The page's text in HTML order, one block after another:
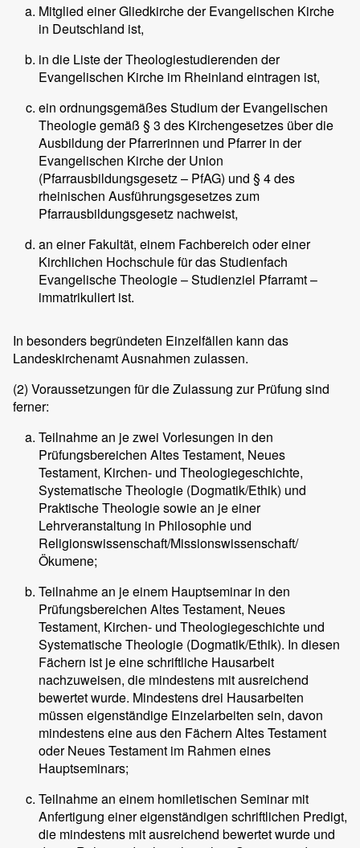
Mitglied einer Gliedkirche der Evangelischen Kirche
in Deutschland ist,
in die Liste der Theologiestudierenden der
Evangelischen Kirche im Rheinland eintragen ist,
ein ordnungsgemäßes Studium der Evangelischen
Theologie gemäß § 3 des Kirchengesetzes über die
Ausbildung der Pfarrerinnen und Pfarrer in der
Evangelischen Kirche der Union
(Pfarrausbildungsgesetz – PfAG) und § 4 des
rheinischen Ausführungsgesetzes zum
Pfarrausbildungsgesetz nachweist,
an einer Fakultät, einem Fachbereich oder einer
Kirchlichen Hochschule für das Studienfach
Evangelische Theologie – Studienziel Pfarramt –
immatrikuliert ist.
In besonders begründeten Einzelfällen kann das
Landeskirchenamt Ausnahmen zulassen.
(2) Voraussetzungen für die Zulassung zur Prüfung sind
ferner:
Teilnahme an je zwei Vorlesungen in den
Prüfungsbereichen Altes Testament, Neues
Testament, Kirchen- und Theologiegeschichte,
Systematische Theologie (Dogmatik/Ethik) und
Praktische Theologie sowie an je einer
Lehrveranstaltung in Philosophie und
Religionswissenschaft/Missionswissenschaft/
Ökumene;
Teilnahme an je einem Hauptseminar in den
Prüfungsbereichen Altes Testament, Neues
Testament, Kirchen- und Theologiegeschichte und
Systematische Theologie (Dogmatik/Ethik). In diesen
Fächern ist je eine schriftliche Hausarbeit
nachzuweisen, die mindestens mit ausreichend
bewertet wurde. Mindestens drei Hausarbeiten
müssen eigenständige Einzelarbeiten sein, davon
mindestens eine aus den Fächern Altes Testament
oder Neues Testament im Rahmen eines
Hauptseminars;
Teilnahme an einem homiletischen Seminar mit
Anfertigung einer eigenständigen schriftlichen Predigt,
die mindestens mit ausreichend bewertet wurde und